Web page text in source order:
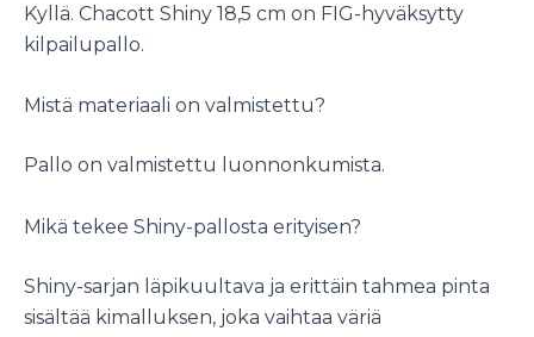
Kyllä. Chacott Shiny 18,5 cm on FIG-hyväksytty
kilpailupallo.
Mistä materiaali on valmistettu?
Pallo on valmistettu luonnonkumista.
Mikä tekee Shiny-pallosta erityisen?
Shiny-sarjan läpikuultava ja erittäin tahmea pinta
sisältää kimalluksen, joka vaihtaa väriä